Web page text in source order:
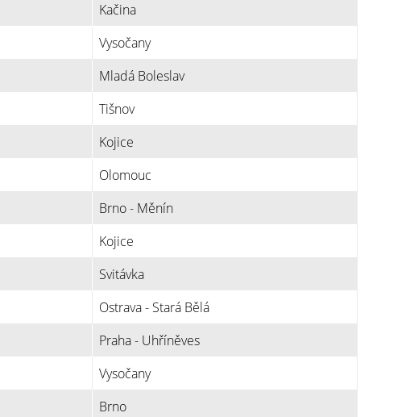
Kačina
Vysočany
Mladá Boleslav
Tišnov
Kojice
Olomouc
Brno - Měnín
Kojice
Svitávka
Ostrava - Stará Bělá
Praha - Uhříněves
Vysočany
Brno